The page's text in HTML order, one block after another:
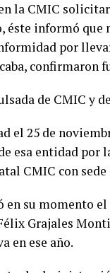
la CMIC
éste informó
por
confirmaron
de CMIC y
25 de
esa entidad por
CMIC con sede
su momento el
Grajales
en ese año.